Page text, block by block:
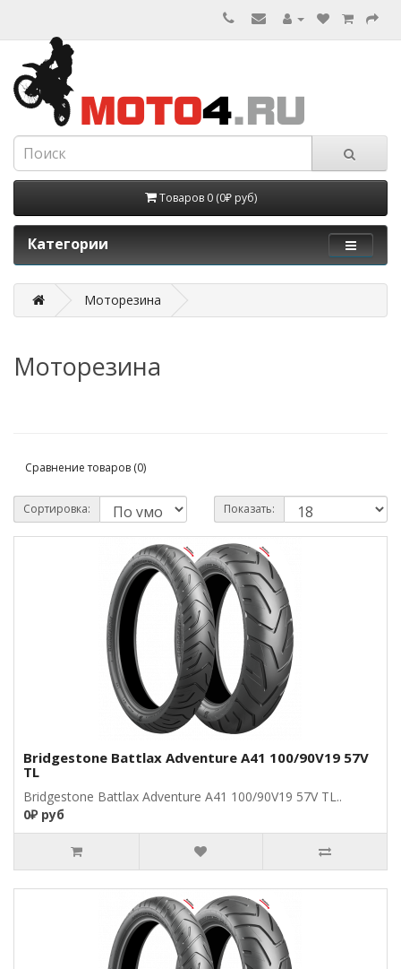
Товаров 0 (0₽ руб)
Категории
Моторезина
Моторезина
Сравнение товаров (0)
Сортировка: Показать:
Bridgestone Battlax Adventure A41 100/90V19 57V
TL
Bridgestone Battlax Adventure A41 100/90V19 57V TL..
0₽ руб